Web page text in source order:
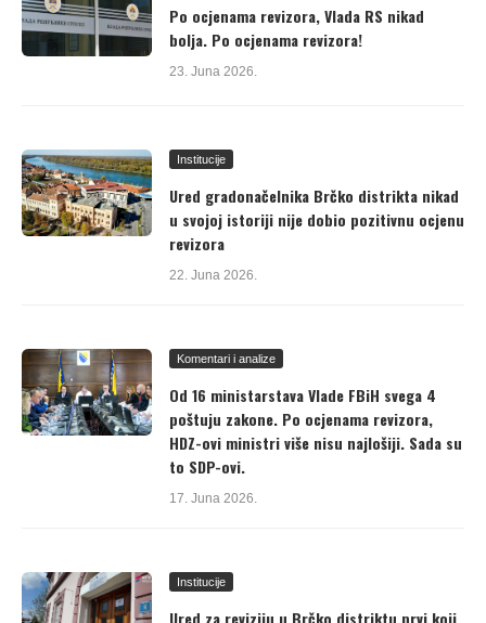
Po ocjenama revizora, Vlada RS nikad
bolja. Po ocjenama revizora!
23. Juna 2026.
Institucije
Ured gradonačelnika Brčko distrikta nikad
u svojoj istoriji nije dobio pozitivnu ocjenu
revizora
22. Juna 2026.
Komentari i analize
Od 16 ministarstava Vlade FBiH svega 4
poštuju zakone. Po ocjenama revizora,
HDZ-ovi ministri više nisu najlošiji. Sada su
to SDP-ovi.
17. Juna 2026.
Institucije
Ured za reviziju u Brčko distriktu prvi koji